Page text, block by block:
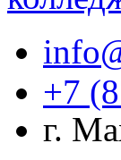
+7
г.